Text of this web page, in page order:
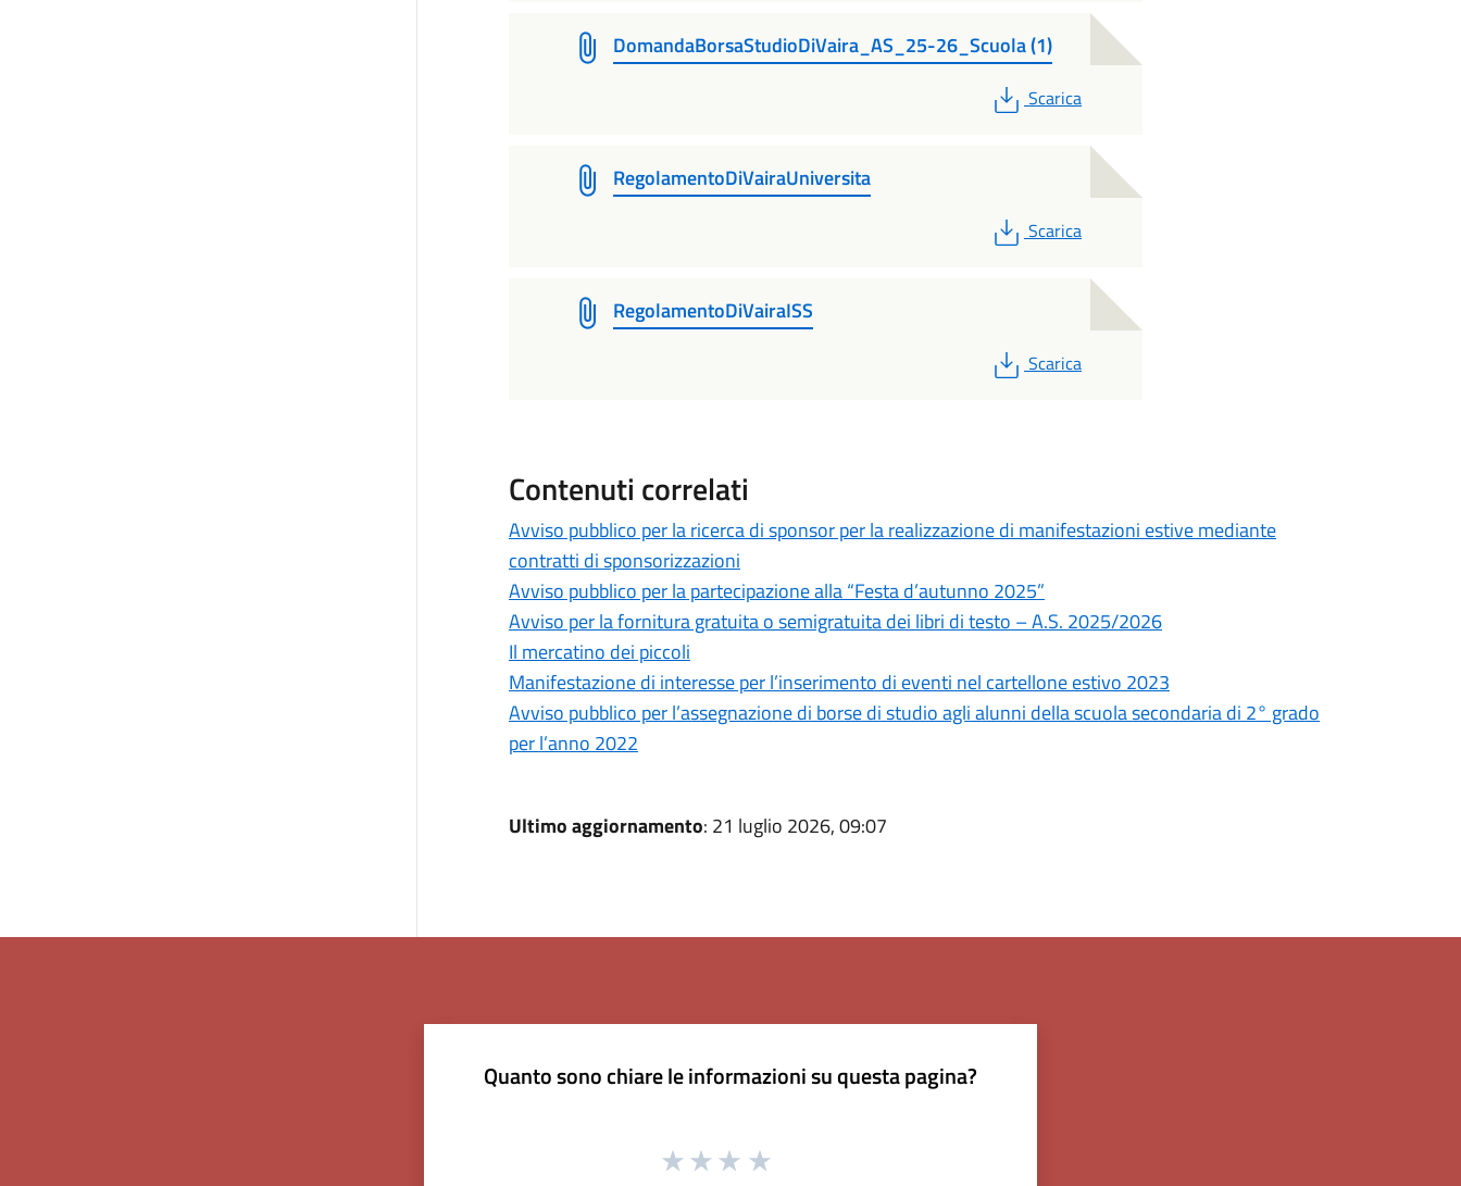
DomandaBorsaStudioDiVaira_AS_25-26_Scuola (1)
PDF
Scarica
RegolamentoDiVairaUniversita
PDF
Scarica
RegolamentoDiVairaISS
PDF
Scarica
Contenuti correlati
Avviso pubblico per la ricerca di sponsor per la realizzazione di manifestazioni estive mediante
contratti di sponsorizzazioni
Avviso pubblico per la partecipazione alla “Festa d’autunno 2025”
Avviso per la fornitura gratuita o semigratuita dei libri di testo – A.S. 2025/2026
Il mercatino dei piccoli
Manifestazione di interesse per l’inserimento di eventi nel cartellone estivo 2023
Avviso pubblico per l’assegnazione di borse di studio agli alunni della scuola secondaria di 2° grado
per l’anno 2022
Ultimo aggiornamento: 21 luglio 2026, 09:07
Quanto sono chiare le informazioni su questa pagina?